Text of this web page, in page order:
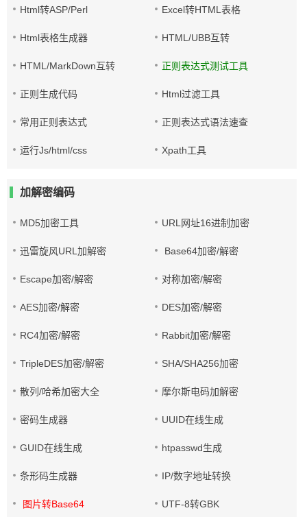
Html转ASP/Perl Excel转HTML表格
Html表格生成器 HTML/UBB互转
HTML/MarkDown互转 正则表达式测试工具
正则生成代码 Html过滤工具
常用正则表达式 正则表达式语法速查
运行Js/html/css Xpath工具
加解密编码
MD5加密工具 URL网址16进制加密
迅雷旋风URL加解密 Base64加密/解密
Escape加密/解密 对称加密/解密
AES加密/解密 DES加密/解密
RC4加密/解密 Rabbit加密/解密
TripleDES加密/解密 SHA/SHA256加密
散列/哈希加密大全 摩尔斯电码加解密
密码生成器 UUID在线生成
GUID在线生成 htpasswd生成
条形码生成器 IP/数字地址转换
图片转Base64 UTF-8转GBK